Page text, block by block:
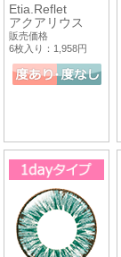
Etia.Reflet
アクアリウス
販売価格
6枚入り：1,958円